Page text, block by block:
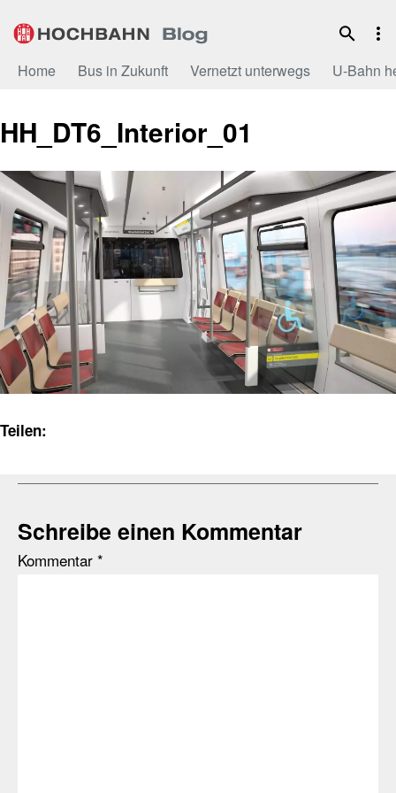
Inhalt
Home Bus in Zukunft Vernetzt unterwegs U-Bahn
HH_DT6_Interior_01
Teilen:
Schreibe einen Kommentar
Kommentar *